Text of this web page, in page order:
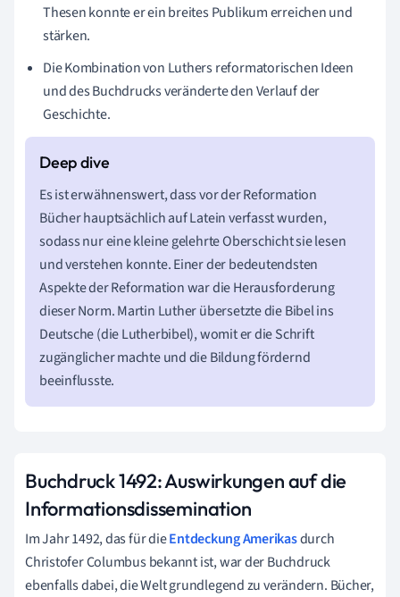
Thesen konnte er ein breites Publikum erreichen und
stärken.
Die Kombination von Luthers reformatorischen Ideen
und des Buchdrucks veränderte den Verlauf der
Geschichte.
Es ist erwähnenswert, dass vor der Reformation
Bücher hauptsächlich auf Latein verfasst wurden,
sodass nur eine kleine gelehrte Oberschicht sie lesen
und verstehen konnte. Einer der bedeutendsten
Aspekte der Reformation war die Herausforderung
dieser Norm. Martin Luther übersetzte die Bibel ins
Deutsche (die Lutherbibel), womit er die Schrift
zugänglicher machte und die Bildung fördernd
beeinflusste.
Buchdruck 1492: Auswirkungen auf die
Informationsdissemination
Im Jahr 1492, das für dieEntdeckung Amerikasdurch
Christofer Columbus bekannt ist, war der Buchdruck
ebenfalls dabei, die Welt grundlegend zu verändern. Bücher,